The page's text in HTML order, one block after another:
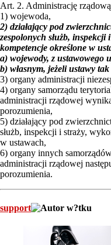
Art. 2. Administrację
1) wojewoda,
2) działający pod
zespolonych służb,
kompetencje określone w
a) wojewody, z ustawowego
b) własnym, jeżeli ustawy
3) organy administracji
4) organy samorządu
administracji rządowej
porozumienia,
5) działający pod
służb, inspekcji i straży,
w ustawach,
6) organy innych
administracji rządowej
porozumienia.
support